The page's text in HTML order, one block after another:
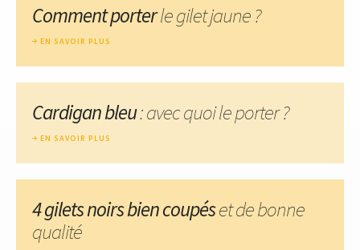
Comment porterle gilet jaune ?
EN SAVOIR PLUS
Cardigan bleu: avec quoi le porter ?
EN SAVOIR PLUS
4 gilets noirs bien coupéset de bonne
qualité